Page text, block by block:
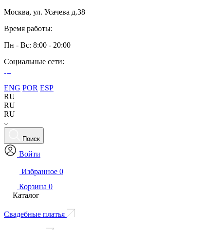
Москва, ул. Усачева д.38
Время работы:
Пн - Вс: 8:00 - 20:00
Социальные сети:
ENG POR ESP
RU
RU
RU
Поиск
Войти
Избранное 0
Корзина 0
Каталог
Свадебные платья